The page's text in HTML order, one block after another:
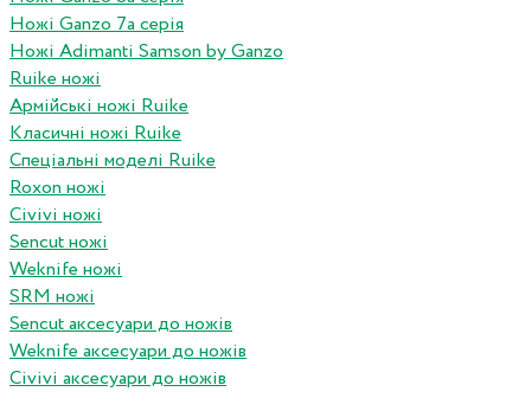
Ножі Ganzo 7а серія
Ножі Adimanti Samson by Ganzo
Ruike ножі
Армійські ножі Ruike
Класичні ножі Ruike
Спеціальні моделі Ruike
Roxon ножi
Civivi ножі
Sencut ножі
Weknife ножі
SRM ножі
Sencut аксесуари до ножів
Weknife аксесуари до ножів
Civivi аксесуари до ножів